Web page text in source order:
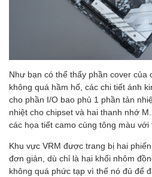
Như bạn có thể thấy phần cover của
không quá hầm hố, các chi tiết ánh
cho phần I/O bao phủ 1 phần tản
nhiệt cho chipset và hai thanh nhớ
các họa tiết camo cùng tông màu
Khu vực VRM được trang bị hai
đơn giản, dù chỉ là hai khối nhôm
không quá phức tạp vì thế nó đủ để